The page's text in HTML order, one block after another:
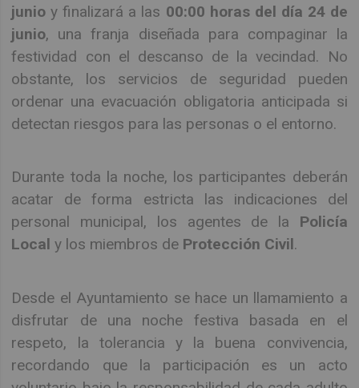
junio y finalizará a las 00:00 horas del día 24 de
junio, una franja diseñada para compaginar la
festividad con el descanso de la vecindad. No
obstante, los servicios de seguridad pueden
ordenar una evacuación obligatoria anticipada si
detectan riesgos para las personas o el entorno.
Durante toda la noche, los participantes deberán
acatar de forma estricta las indicaciones del
personal municipal, los agentes de la Policía
Local y los miembros de Protección Civil.
Desde el Ayuntamiento se hace un llamamiento a
disfrutar de una noche festiva basada en el
respeto, la tolerancia y la buena convivencia,
recordando que la participación es un acto